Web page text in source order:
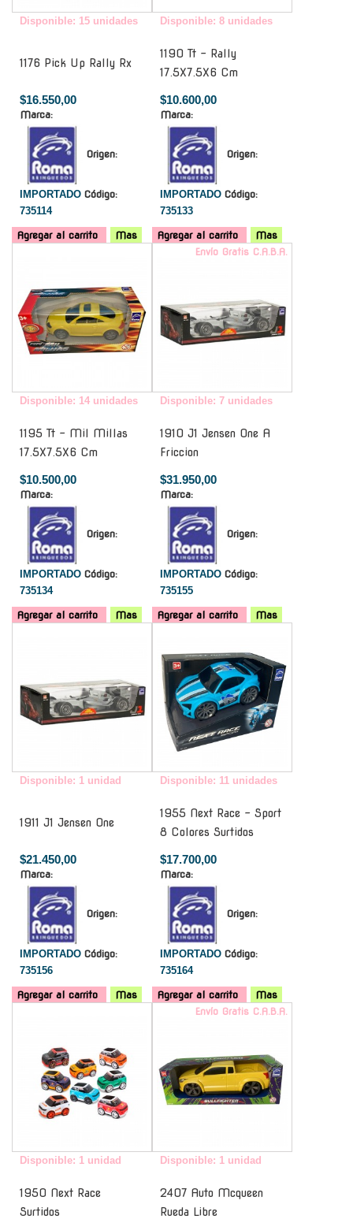
Disponible: 15 unidades
1176 Pick Up Rally Rx
$16.550,00
Marca:
Origen:
IMPORTADO Código:
735114
Agregar al carrito Mas
Disponible: 8 unidades
1190 Tt - Rally
17.5X7.5X6 Cm
$10.600,00
Marca:
Origen:
IMPORTADO Código:
735133
Agregar al carrito
Mas
Disponible: 14 unidades
1195 Tt - Mil Millas
17.5X7.5X6 Cm
$10.500,00
Marca:
Origen:
IMPORTADO Código:
735134
Agregar al carrito Mas
Envío Gratis C.A.B.A.
Disponible: 7 unidades
1910 J1 Jensen One A
Friccion
$31.950,00
Marca:
Origen:
IMPORTADO Código:
735155
Agregar al carrito
Mas
Disponible: 1 unidad
1911 J1 Jensen One
$21.450,00
Marca:
Origen:
IMPORTADO Código:
735156
Agregar al carrito Mas
Disponible: 11 unidades
1955 Next Race - Sport
8 Colores Surtidos
$17.700,00
Marca:
Origen:
IMPORTADO Código:
735164
Agregar al carrito
Mas
Disponible: 1 unidad
1950 Next Race
Surtidos
Envío Gratis C.A.B.A.
Disponible: 1 unidad
2407 Auto Mcqueen
Rueda Libre